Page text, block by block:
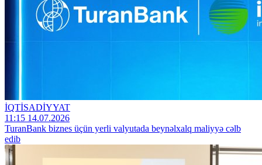
İQTİSADİYYAT
11:15 14.07.2026
TuranBank biznes üçün yerli valyutada beynəlxalq maliyyə cəlb
edib